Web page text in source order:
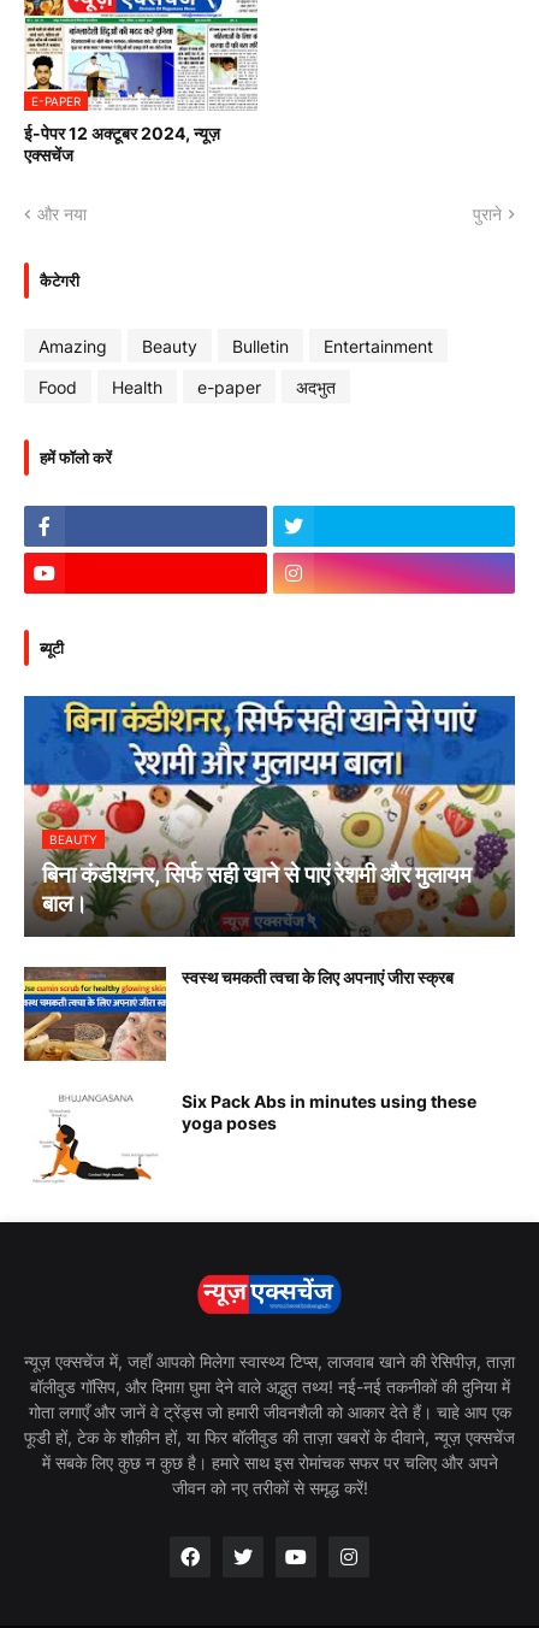
E-PAPER
ई-पेपर 12 अक्टूबर 2024, न्यूज़
एक्सचेंज
और नया पुराने
कैटेगरी
Amazing Beauty Bulletin
Entertainment
Food
Health e-paper अदभुत
हमें फॉलो करें
ब्यूटी
BEAUTY
बिना कंडीशनर, सिर्फ सही खाने से पाएं रेशमी और मुलायम
बाल।
स्वस्थ चमकती त्वचा के लिए अपनाएं जीरा स्क्रब
Six Pack Abs in minutes using these
yoga poses
न्यूज़ एक्सचेंज में, जहाँ आपको मिलेगा स्वास्थ्य टिप्स, लाजवाब खाने की रेसिपीज़, ताज़ा
बॉलीवुड गॉसिप, और दिमाग़ घुमा देने वाले अद्भुत तथ्य! नई-नई तकनीकों की दुनिया में
गोता लगाएँ और जानें वे ट्रेंड्स जो हमारी जीवनशैली को आकार देते हैं। चाहे आप एक
फूडी हों, टेक के शौक़ीन हों, या फिर बॉलीवुड की ताज़ा खबरों के दीवाने, न्यूज़ एक्सचेंज
में सबके लिए कुछ न कुछ है। हमारे साथ इस रोमांचक सफर पर चलिए और अपने
जीवन को नए तरीकों से समृद्ध करें!